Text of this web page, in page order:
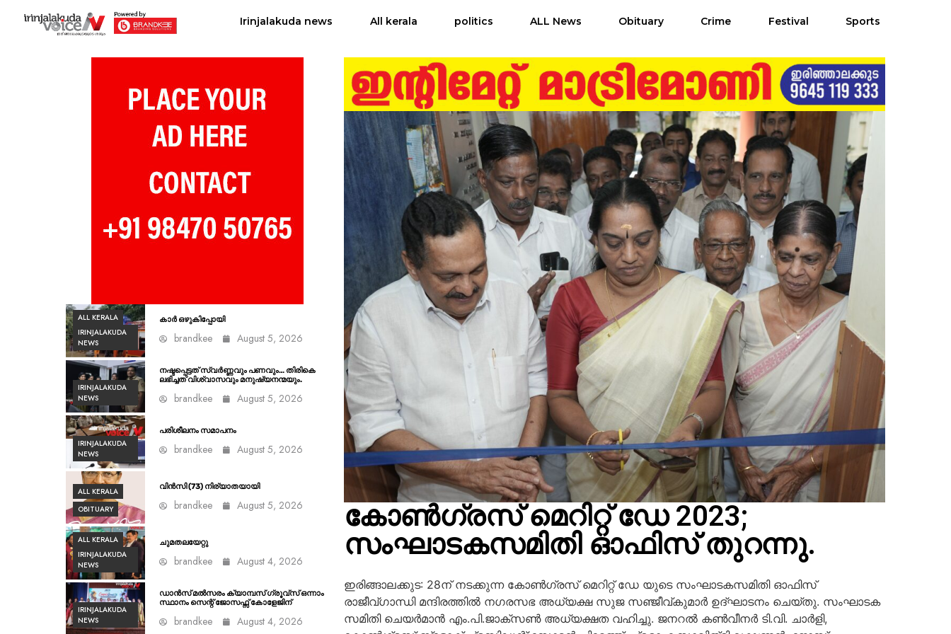
Irinjalakuda news All kerala politics ALL News Obituary Crime Festival Sports
കോൺഗ്രസ് മെറിറ്റ് ഡേ 2023;
സംഘാടകസമിതി ഓഫിസ് തുറന്നു.
ഇരിങ്ങാലക്കുട: 28ന് നടക്കുന്ന കോൺഗ്രസ് മെറിറ്റ് ഡേ യുടെ സംഘാടകസമിതി ഓഫിസ്
രാജീവ്ഗാന്ധി മന്ദിരത്തിൽ നഗരസഭ അധ്യക്ഷ സുജ സഞ്ജീവ്കുമാർ ഉദ്‌ഘാടനം ചെയ്തു. സംഘാടക
സമിതി ചെയർമാൻ എം.പി.ജാക്സൺ അധ്യക്ഷത വഹിച്ചു. ജനറൽ കൺവീനർ ടി.വി. ചാർളി,
ALL KERALA
IRINJALAKUDA
NEWS
കാർ ഒഴുകിപ്പോയി
brandkee August 5, 2026
IRINJALAKUDA
NEWS
നഷ്ടപ്പെട്ടത് സ്വർണ്ണവും പണവും… തിരികെ
ലഭിച്ചത് വിശ്വാസവും മനുഷ്യനന്മയും.
brandkee August 5, 2026
IRINJALAKUDA
NEWS
പരിശീലനം സമാപനം
brandkee August 5, 2026
ALL KERALA
OBITUARY
വിൻസി (73) നിര്യാതയായി
brandkee August 5, 2026
ALL KERALA
IRINJALAKUDA
NEWS
ചുമതലയേറ്റു
brandkee August 4, 2026
IRINJALAKUDA
NEWS
ഡാൻസ് മൽസരം ക്യാമ്പസ് ഗ്രൂവ്സ് ഒന്നാം
സ്ഥാനം സെന്റ് ജോസഫ്സ് കോളേജിന്
brandkee August 4, 2026